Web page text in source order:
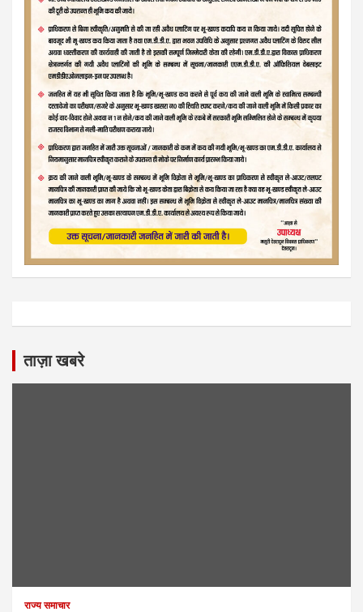
ताज़ा खबरे
राज्य समाचार